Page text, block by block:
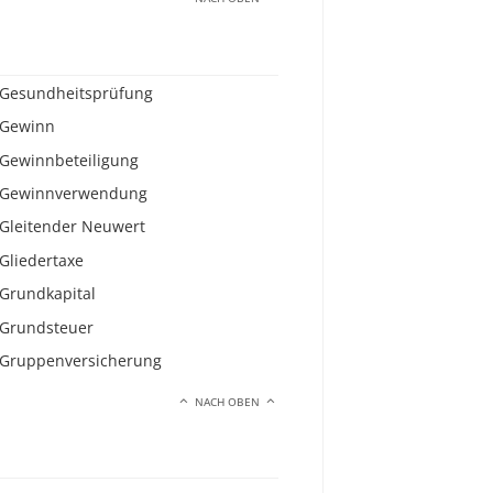
Gesundheitsprüfung
Gewinn
Gewinnbeteiligung
Gewinnverwendung
Gleitender Neuwert
Gliedertaxe
Grundkapital
Grundsteuer
Gruppenversicherung
NACH OBEN